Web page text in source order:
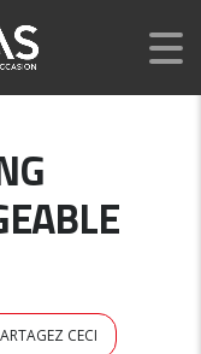
CECI